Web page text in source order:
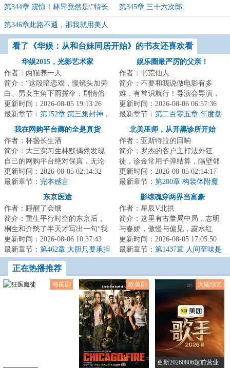
芷若呢？
第344章 震惊！林导竟然是\"特长
生\"!
第345章 三十六次郎
第346章此路不通，那我就用美人
计！看了《华娱：从和台妹同居开始》的书友还喜欢看
华娱2015，光影艺术家
作者：两猫养一人
简介：“这段暗恋戏，慢镜头加旁
白、男女主角下雨撑伞，剧情俗
套，节奏也稀烂。虽然是流量偶
像片剧，手艺...
更新时间：2026-08-05 19:13:26
最新章节： 第152章 第三集封神，
会员爆了！章鱼怀儿子了，一句
话让D8破防！
娱乐圈最严厉的父亲！
作者：书荒仙人
简介：不要和我说做电影有多
难，有常识就行！导演会导演，
编剧会编剧，赚观众的钱为观众
服务！娱乐圈说，...
更新时间：2026-08-06 06:57:36
最新章节： 第二百零五章 年度盘
点，沈逸达的行业地位
我在网购平台薅的全是真货
作者：杯盏长生酒
简介：大三实习生林默偶然发现
自己的网购平台绝对保真，无论
购买什么，都与商品介绍完全相
符，一下子就打...
更新时间：2026-08-05 02:14:32
最新章节： 完本感言
北美巫师，从开黑诊所开始
作者：亚斯特拉的回响
简介：罗杰的客户主打法外狂
徒，诊金常用子弹结算，隔壁邻
居不是销赃就是放贷。不过他能
看见伤口飘出的腐...
更新时间：2026-08-05 02:14:17
最新章节： 第280章 构装体附魔
（感谢大家的投票支持~）
东京医途
作者：睡醒了会饿
简介：重生平行时空的东京后，
桐生和介憋了半天才写出一句“我
的高中成绩并不理想”，无奈之
下，只能弃文...
更新时间：2026-08-06 10:37:43
最新章节： 第462章 大胆只要承担
风险
影综魂穿两界当富豪
作者：星辰V北拱
简介：这里有古董局中局，志明
与春娇，傲慢与偏见，露水红
颜，怪你过分美丽，老炮儿，硬
汉，精英律师，三...
更新时间：2026-08-05 17:05:50
最新章节： 第1437章 人间至味是
正在热播推荐
韩国剧 欧美剧 大陆综艺
更新20260806超前营业